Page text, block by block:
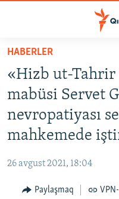
Esas
qaytmaq
Baş
qaytmaq
Qıdıruvğa
HABERLER
SİYASET
İQTİSADİYAT
CEMİYET
İNSAN AQLARI
VİDEO
HABERLER
«Hizb ut-Tahrir
mabüsi Servet
nevropatiyası
mahkemede
26 avgust 2021, 18:04
Paylaşmaq